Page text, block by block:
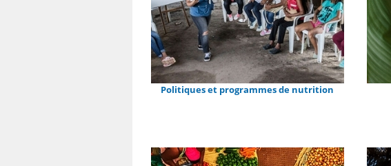
Politiques et programmes de nutrition